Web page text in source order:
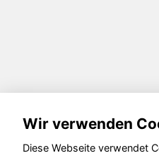
Wir verwenden
Diese Webseite verwendet